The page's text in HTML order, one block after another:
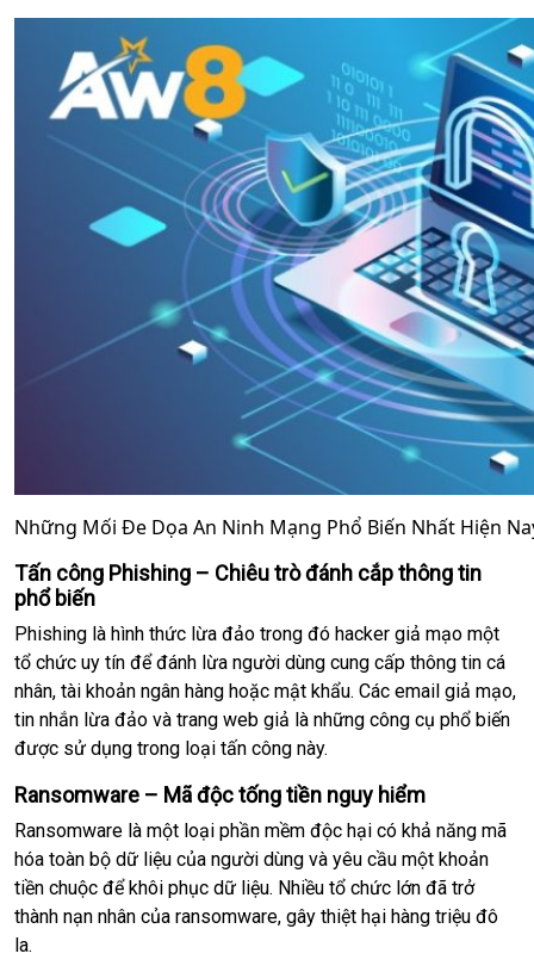
Những Mối Đe Dọa An Ninh Mạng Phổ Biến Nhất Hiện
Tấn công Phishing – Chiêu trò đánh cắp thông tin
phổ biến
Phishing là hình thức lừa đảo trong đó hacker giả mạo một
tổ chức uy tín để đánh lừa người dùng cung cấp thông tin cá
nhân, tài khoản ngân hàng hoặc mật khẩu. Các email giả mạo,
tin nhắn lừa đảo và trang web giả là những công cụ phổ biến
được sử dụng trong loại tấn công này.
Ransomware – Mã độc tống tiền nguy hiểm
Ransomware là một loại phần mềm độc hại có khả năng mã
hóa toàn bộ dữ liệu của người dùng và yêu cầu một khoản
tiền chuộc để khôi phục dữ liệu. Nhiều tổ chức lớn đã trở
thành nạn nhân của ransomware, gây thiệt hại hàng triệu đô
la.